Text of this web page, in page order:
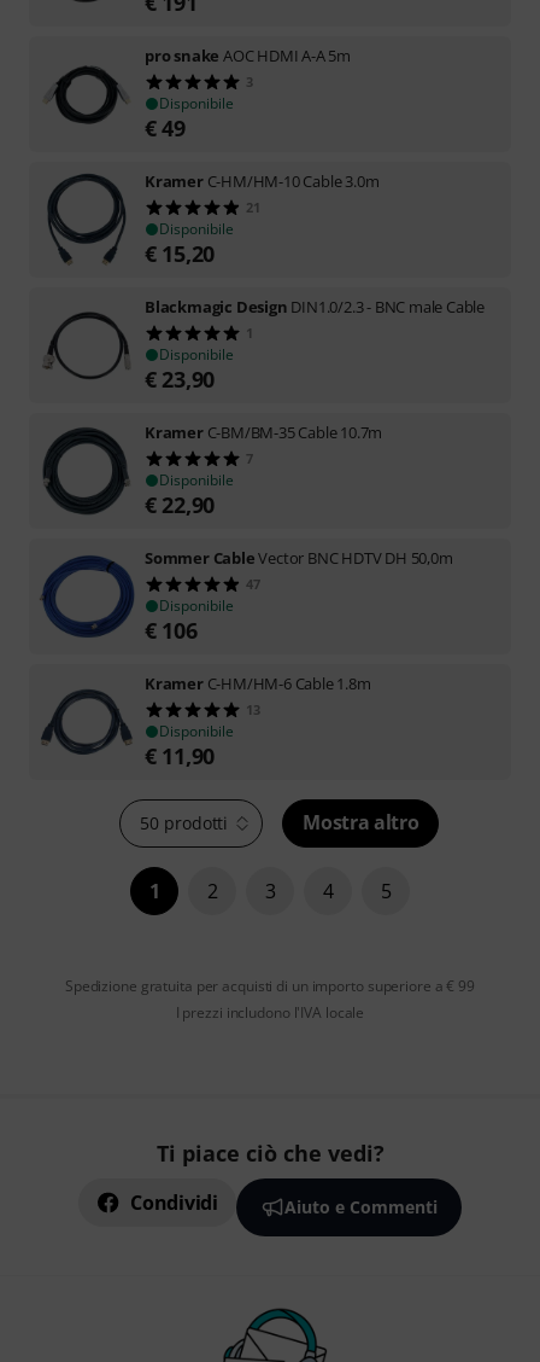
pro snake AOC HDMI A-A 5m
3
Disponibile
€49
Kramer C-HM/HM-10 Cable 3.0m
21
Disponibile
€ 15,20
Blackmagic Design DIN1.0/2.3 - BNC male Cable
1
Disponibile
€ 23,90
Kramer C-BM/BM-35 Cable 10.7m
7
Disponibile
€ 22,90
Sommer CableVector BNC HDTV DH 50,0m
47
Disponibile
€ 106
Kramer C-HM/HM-6 Cable 1.8m
13
Disponibile
€ 11,90
50 prodotti Mostra altro
1 2 3 4 5
Spedizione gratuita per acquisti di un importo superiore a € 99
I prezzi includono l'IVA locale
Ti piace ciò che vedi?
Condividi Aiuto e Commenti